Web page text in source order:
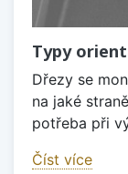
Typy
Dřezy se
na jaké
potřeba při
Číst více